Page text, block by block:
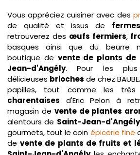
Vous appréciez cuisiner avec des
de qualité et issus de
retrouverez des œufs fermiers,
basques ainsi que du beurre
boutique de vente de plants de
Jean-d'Angély. Pour les plus
délicieuses brioches de chez
papilles, tout comme les très
charentaises d'Eric Pelon à
magasin de vente de plantes
alentours de Saint-Jean-
gourmets, tout le coin épicerie fine
devente de plants de fruits et